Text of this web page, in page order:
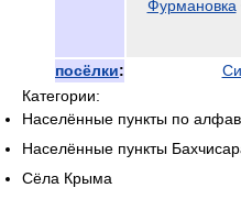
Фурмановка
посёлки:
Категории:
Населённые пункты по
Населённые пункты
Сёла Крыма